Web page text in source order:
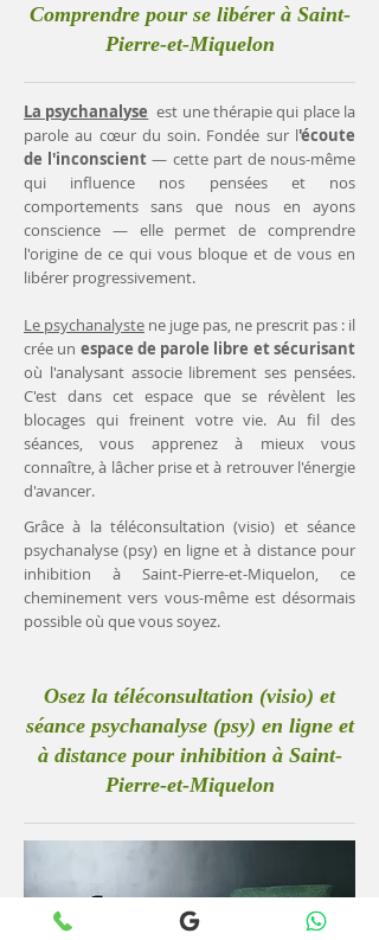
Comprendre pour se libérer à Saint-
Pierre-et-Miquelon
La psychanalyse est une thérapie qui place la
parole au cœur du soin. Fondée sur l'écoute
de l'inconscient— cette part de nous-même
qui influence nos pensées et nos
comportements sans que nous en ayons
conscience — elle permet de comprendre
l'origine de ce qui vous bloque et de vous en
libérer progressivement.
Le psychanalyste ne juge pas, ne prescrit pas : il
crée un espace de parole libre et sécurisant
où l'analysant associe librement ses pensées.
C'est dans cet espace que se révèlent les
blocages qui freinent votre vie. Au fil des
séances, vous apprenez à mieux vous
connaître, à lâcher prise et à retrouver l'énergie
d'avancer.
Grâce à la téléconsultation (visio) et séance
psychanalyse (psy) en ligne et à distance pour
inhibition à Saint-Pierre-et-Miquelon, ce
cheminement vers vous-même est désormais
possible où que vous soyez.
Osez la téléconsultation (visio) et
séance psychanalyse (psy) en ligne et
à distance pour inhibition à Saint-
Pierre-et-Miquelon